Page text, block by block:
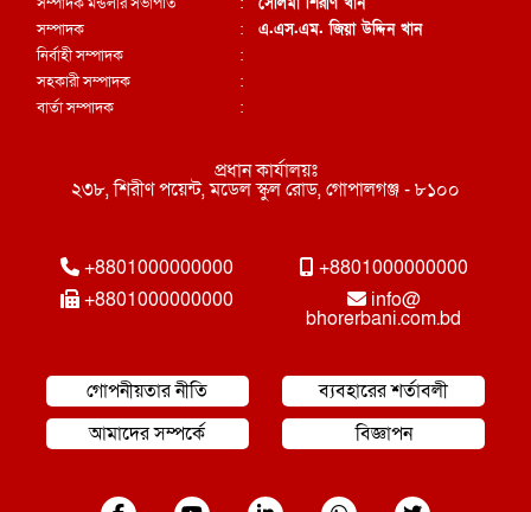
সম্পাদক
নির্বাহী সম্পাদক
সহকারী সম্পাদক
বার্তা সম্পাদক
:
:
:
:
এ.এস.এম. জিয়া উদ্দিন খান
প্রধান কার্যালয়ঃ
২৩৮, শিরীণ পয়েন্ট, মডেল স্কুল রোড, গোপালগঞ্জ - ৮১০০
+8801000000000
+8801000000000
+8801000000000
info@
bhorerbani.com.bd
গোপনীয়তার নীতি
ব্যবহারের শর্তাবলী
আমাদের সম্পর্কে
বিজ্ঞাপন